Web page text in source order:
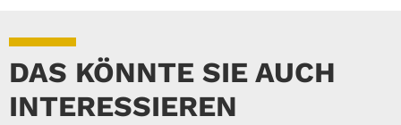
DAS KÖNNTE SIE AUCH
INTERESSIEREN